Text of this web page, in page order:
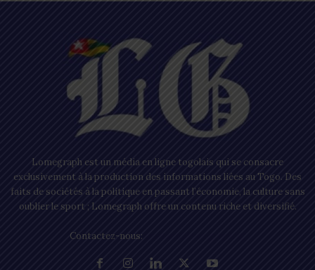
Lomegraph est un média en ligne togolais qui se consacre
exclusivement à la production des informations liées au Togo. Des
faits de sociétés à la politique en passant l’économie, la culture sans
oublier le sport ; Lomegraph offre un contenu riche et diversifié.
Contactez-nous: